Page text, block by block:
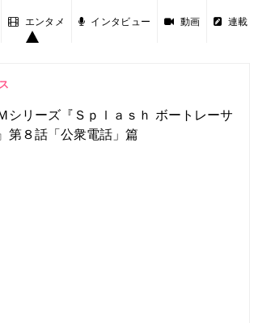
エンタメ インタビュー 動画 連載
シリーズ『Ｓｐｌａｓｈ ボートレーサ
第８話「公衆電話」篇